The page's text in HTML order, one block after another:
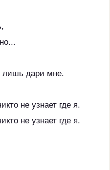
лишь дари мне.
не узнает где я.
не узнает где я.